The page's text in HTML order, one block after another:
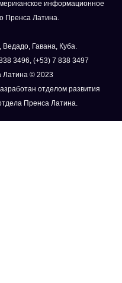
информационное
Пренса Латина.
Гавана, Куба.
3496, (+53) 7 838 3497
Латина © 2023
отделом развития
Пренса Латина.